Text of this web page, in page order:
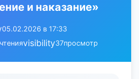
и наказание»
05.02.2026 в 17:33
visibility37просмотр